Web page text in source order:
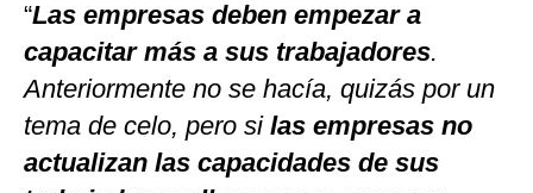
“Las empresas deben empezar a
capacitar más a sus trabajadores.
Anteriormente no se hacía, quizás por un
tema de celo, pero si las empresas no
actualizan las capacidades de sus